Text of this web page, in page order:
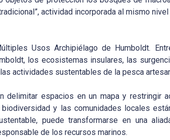
actividad incorporada al mismo
Usos Archipiélago de Humboldt.
los ecosistemas insulares, las
actividades sustentables de la pesca
delimitar espacios en un mapa y restringir
y las comunidades locales
puede transformarse en una
de los recursos marinos.